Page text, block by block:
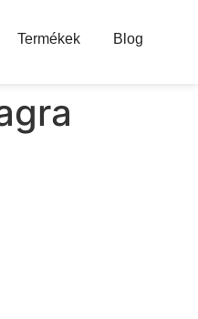
Termékek Blog